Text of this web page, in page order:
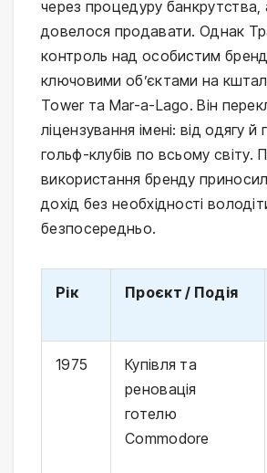
через процедуру банкрутства,
довелося продавати. Однак
контроль над особистим
ключовими об’єктами на
Tower та Mar-a-Lago. Він
ліцензування імені: від одягу
гольф-клубів по всьому світу.
використання бренду
дохід без необхідності
безпосередньо.
Рік Проєкт / Подія
1975
Купівля та
реновація
готелю
Commodore